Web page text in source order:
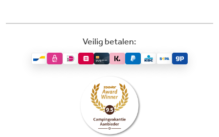
Veilig betalen: